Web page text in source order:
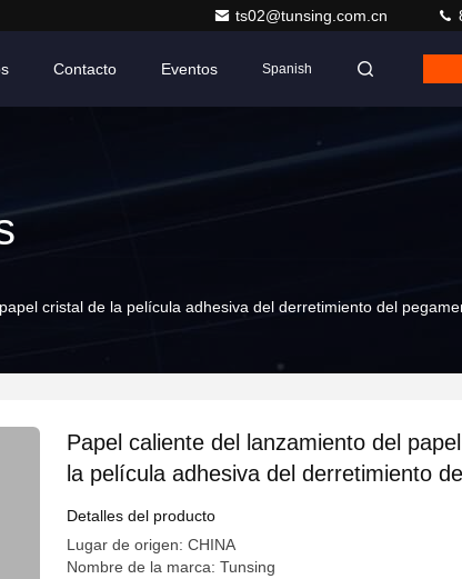
ts02@tunsing.com.cn
Contacto Eventos Spanish
cristal de la película adhesiva del derretimiento del
Papel caliente del lanzamiento del
la película adhesiva del derretimiento del
pegamento de la PU Tpu para el
ropa
Detalles del producto
Lugar de origen: CHINA
Nombre de la marca: Tunsing